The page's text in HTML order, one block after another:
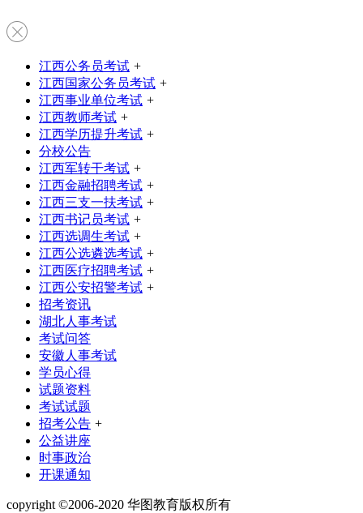
江西公务员考试 +
江西国家公务员考试 +
江西事业单位考试 +
江西教师考试 +
江西学历提升考试 +
分校公告
江西军转干考试 +
江西金融招聘考试 +
江西三支一扶考试 +
江西书记员考试 +
江西选调生考试 +
江西公选遴选考试 +
江西医疗招聘考试 +
江西公安招警考试 +
招考资讯
湖北人事考试
考试问答
安徽人事考试
学员心得
试题资料
考试试题
招考公告 +
公益讲座
时事政治
开课通知
copyright ©2006-2020 华图教育版权所有